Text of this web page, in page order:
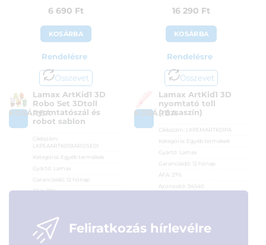
6 690 Ft
KOSÁRBA
Rendelésre
Összevet
KOSÁRBA
Lamax ArtKid1 3D
Robo Set 3Dtoll
nyomtatószál és
robot sablon
Cikkszám:
LXPEAARTK01BAROSE01
Kategória: Egyéb termékek
Gyártó: Lamax
Garanciaidő: 12 hónap
ÁFA:27%
6 690Ft
16 290 Ft
KOSÁRBA
Rendelésre
Összevet
KOSÁRBA
Lamax ArtKid1 3D
nyomtató toll
(rózsaszín)
Cikkszám: LXPEMARTK01PA
Kategória: Egyéb termékek
Gyártó: Lamax
Garanciaidő: 12 hónap
ÁFA:
27%
Azonosító: 54540
Feliratkozás hírlevélre